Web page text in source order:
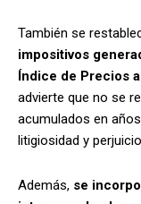
También se
impositivos
Índice de Precios
advierte que no se
acumulados en
litigiosidad y
Además, se